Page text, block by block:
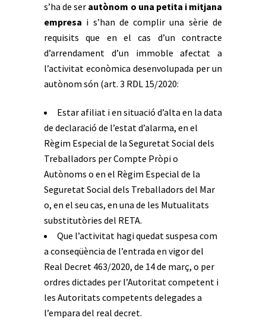
s’ha de ser autònom o una petita i mitjana
empresa i s’han de complir una sèrie de
requisits que en el cas d’un contracte
d’arrendament d’un immoble afectat a
l’activitat econòmica desenvolupada per un
autònom són (art. 3 RDL 15/2020:
Estar afiliat i en situació d’alta en la data
de declaració de l’estat d’alarma, en el
Règim Especial de la Seguretat Social dels
Treballadors per Compte Pròpi o
Autònoms o en el Règim Especial de la
Seguretat Social dels Treballadors del Mar
o, en el seu cas, en una de les Mutualitats
substitutòries del RETA.
Que l’activitat hagi quedat suspesa com
a conseqüència de l’entrada en vigor del
Real Decret 463/2020, de 14 de març, o per
ordres dictades per l’Autoritat competent i
les Autoritats competents delegades a
l’empara del real decret.